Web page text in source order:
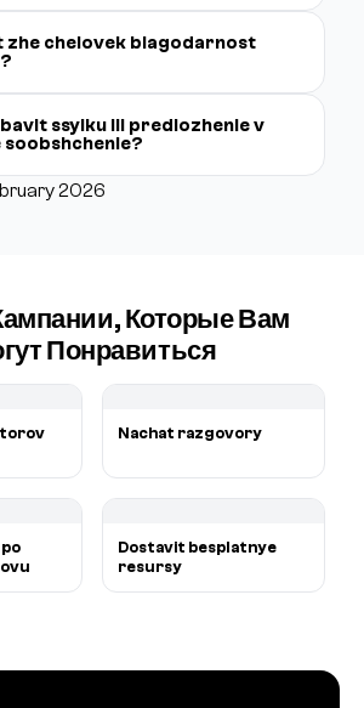
zhe chelovek blagodarnost
ssylku ili predlozhenie v
2026
Которые Вам
Понравиться
Nachat razgovory
Dostavit besplatnye
resursy